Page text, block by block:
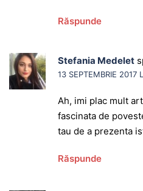
Răspunde
Stefania Medelet
13 SEPTEMBRIE 2017
Ah, imi plac mult
fascinata de
tau de a prezenta
Răspunde